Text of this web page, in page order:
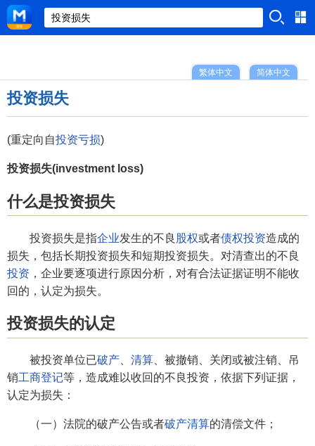
简体中文
繁体中文
投资损失
(重定向自投资亏损)
投资损失(investment loss)
什么是投资损失
投资损失是指企业发生的不良 股权或者债权投资造成的
损失，包括长期投资损失和短期投资损失。对清查出的不良
投资 ，企业要逐项进行原因分析，对有合法证据证明不能收
回的，认定为损失。
投资损失的认定
被投资单位已破产 清算 、被撤销、关闭或被注销、吊
销工商登记等，造成难以收回的不良投资，依据下列证据，
认定为损失：
（一）法院的破产公告或者破产清算的清偿文件；